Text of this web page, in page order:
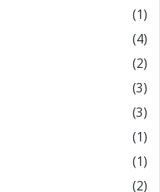
(1)
(4)
(2)
(3)
(3)
(1)
(1)
(2)